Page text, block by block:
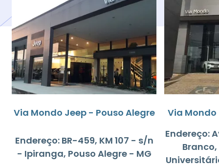
Via Mondo Jeep - Pouso Alegre
Endereço: BR-459, KM 107 - s/n
- Ipiranga, Pouso Alegre - MG
Via Mondo
Endereço: